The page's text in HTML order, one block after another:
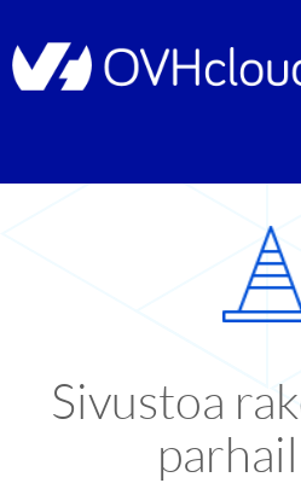
Sivustoa